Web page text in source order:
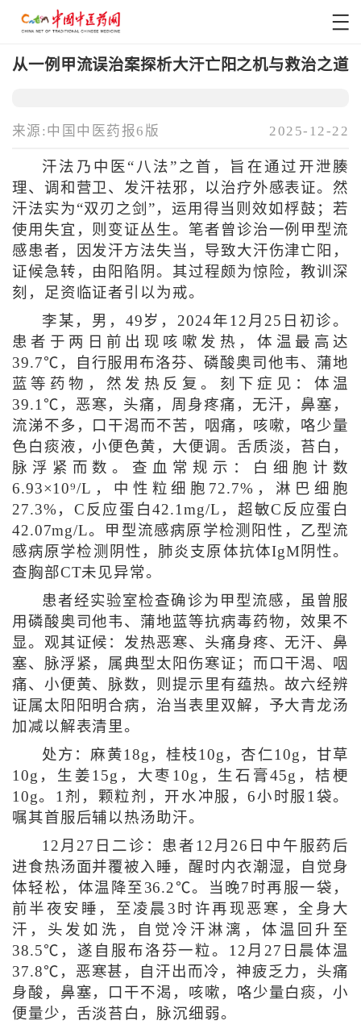
从一例甲流误治案探析大汗亡阳之机与救治之道
来源:中国中医药报6版 2025-12-22
汗法乃中医“八法”之首，旨在通过开泄腠
理、调和营卫、发汗祛邪，以治疗外感表证。然
汗法实为“双刃之剑”，运用得当则效如桴鼓；若
使用失宜，则变证丛生。笔者曾诊治一例甲型流
感患者，因发汗方法失当，导致大汗伤津亡阳，
证候急转，由阳陷阴。其过程颇为惊险，教训深
刻，足资临证者引以为戒。
李某，男，49岁，2024年12月25日初诊。
患者于两日前出现咳嗽发热，体温最高达
39.7℃，自行服用布洛芬、磷酸奥司他韦、蒲地
蓝等药物，然发热反复。刻下症见：体温
39.1℃，恶寒，头痛，周身疼痛，无汗，鼻塞，
流涕不多，口干渴而不苦，咽痛，咳嗽，咯少量
色白痰液，小便色黄，大便调。舌质淡，苔白，
脉浮紧而数。查血常规示：白细胞计数
6.93×10⁹/L，中性粒细胞72.7%，淋巴细胞
27.3%，C反应蛋白42.1mg/L，超敏C反应蛋白
42.07mg/L。甲型流感病原学检测阳性，乙型流
感病原学检测阴性，肺炎支原体抗体IgM阴性。
查胸部CT未见异常。
患者经实验室检查确诊为甲型流感，虽曾服
用磷酸奥司他韦、蒲地蓝等抗病毒药物，效果不
显。观其证候：发热恶寒、头痛身疼、无汗、鼻
塞、脉浮紧，属典型太阳伤寒证；而口干渴、咽
痛、小便黄、脉数，则提示里有蕴热。故六经辨
证属太阳阳明合病，治当表里双解，予大青龙汤
加减以解表清里。
处方：麻黄18g，桂枝10g，杏仁10g，甘草
10g，生姜15g，大枣10g，生石膏45g，桔梗
10g。1剂，颗粒剂，开水冲服，6小时服1袋。
嘱其首服后辅以热汤助汗。
12月27日二诊：患者12月26日中午服药后
进食热汤面并覆被入睡，醒时内衣潮湿，自觉身
体轻松，体温降至36.2℃。当晚7时再服一袋，
前半夜安睡，至凌晨3时许再现恶寒，全身大
汗，头发如洗，自觉冷汗淋漓，体温回升至
38.5℃，遂自服布洛芬一粒。12月27日晨体温
37.8℃，恶寒甚，自汗出而冷，神疲乏力，头痛
身酸，鼻塞，口干不渴，咳嗽，咯少量白痰，小
便量少，舌淡苔白，脉沉细弱。